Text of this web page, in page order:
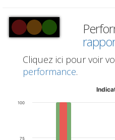
Cliquez ici pour voir
performance.
75
100